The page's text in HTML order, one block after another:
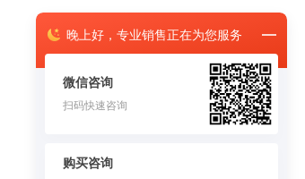
晚上好， 专业销售正在为您服务
微信咨询
扫码快速咨询
购买咨询